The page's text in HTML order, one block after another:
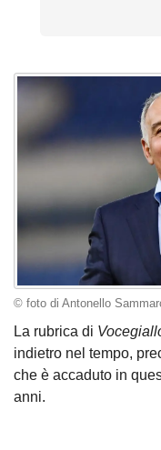
© foto di Antonello
La rubrica di
indietro nel tempo,
che è accaduto in
anni.